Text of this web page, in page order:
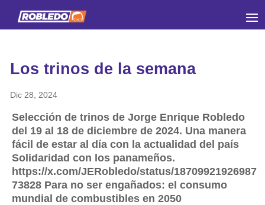
Los trinos de la semana
Dic 28, 2024
Selección de trinos de Jorge Enrique Robledo
del 19 al 18 de diciembre de 2024. Una manera
fácil de estar al día con la actualidad del país
Solidaridad con los panameños.
https://x.com/JERobledo/status/18709921926987
73828 Para no ser engañados: el consumo
mundial de combustibles en 2050